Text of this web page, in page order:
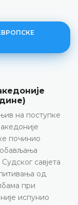
36639/22, 9.
за изазивање
четвртог степена
конвенције